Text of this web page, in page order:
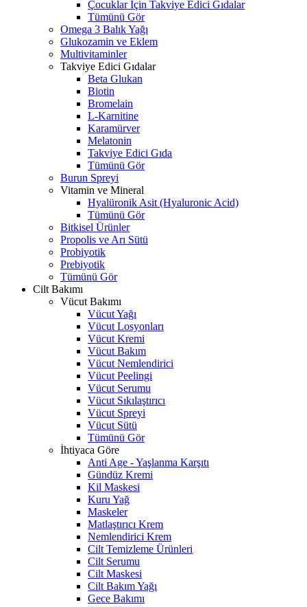
Çocuklar İçin Takviye Edici Gıdalar
Tümünü Gör
Omega 3 Balık Yağı
Glukozamin ve Eklem
Multivitaminler
Takviye Edici Gıdalar
Beta Glukan
Biotin
Bromelain
L-Karnitine
Karamürver
Melatonin
Takviye Edici Gıda
Tümünü Gör
Burun Spreyi
Vitamin ve Mineral
Hyalüronik Asit (Hyaluronic Acid)
Tümünü Gör
Bitkisel Ürünler
Propolis ve Arı Sütü
Probiyotik
Prebiyotik
Tümünü Gör
Cilt Bakımı
Vücut Bakımı
Vücut Yağı
Vücut Losyonları
Vücut Kremi
Vücut Bakım
Vücut Nemlendirici
Vücut Peelingi
Vücut Serumu
Vücut Sıkılaştırıcı
Vücut Spreyi
Vücut Sütü
Tümünü Gör
İhtiyaca Göre
Anti Age - Yaşlanma Karşıtı
Gündüz Kremi
Kil Maskesi
Kuru Yağ
Maskeler
Matlaştırıcı Krem
Nemlendirici Krem
Cilt Temizleme Ürünleri
Cilt Serumu
Cilt Maskesi
Cilt Bakım Yağı
Gece Bakımı